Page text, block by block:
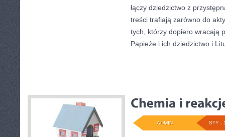
łączy dziedzictwo z
treści trafiają zarówno do
tych, którzy dopiero wracają
Papieże i ich dziedzictwo i
STY -
ADMIN